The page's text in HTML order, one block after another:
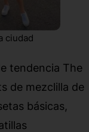
ciudad
tendencia The
de mezclilla de
básicas,